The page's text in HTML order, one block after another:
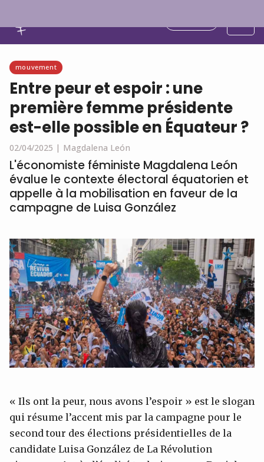
mouvement
Entre peur et espoir : une
première femme présidente
est-elle possible en Équateur ?
02/04/2025 | Magdalena León
L'économiste féministe Magdalena León
évalue le contexte électoral équatorien et
appelle à la mobilisation en faveur de la
campagne de Luisa González
« Ils ont la peur, nous avons l’espoir » est le slogan
qui résume l’accent mis par la campagne pour le
second tour des élections présidentielles de la
candidate Luisa González de La Révolution